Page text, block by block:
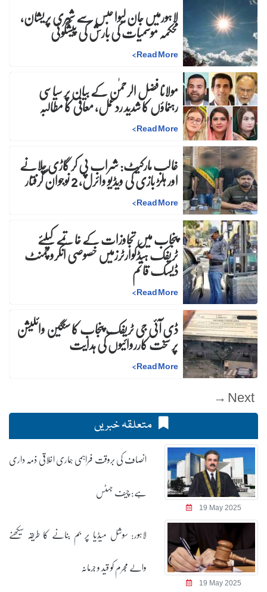
لاہورمیں جان لیوا حبس سے شہری پریشان،
محکمہ موسمیات کی بارش کی پیشگوئی
Read More
>
مولانا فضل الرحمٰن کے بیان پر سیاسی
رہنماؤں کا شدید ردعمل، معافی کا مطالبہ
Read More
>
غالب مارکیٹ: شراب پی کر گاڑی چلانے
اور ہلڑ بازی کی ویڈیو وائرل، 2 نوجوان گرفتار
Read More
>
پنجاب میں تجاوزات کے خاتمے کیلئے
ٹریفک ہیڈکوارٹرزمیں خصوصی انکروچمنٹ
ڈیسک قائم
Read More
>
ڈی آئی جی ٹریفک پنجاب کا سنگین وائلیشن
پر سخت کارروائیوں کی ہدایت
Read More
>
Next →
متعلقہ خبریں
19 May 2025
انصاف کی بروقت فراہمی ہماری اخلاقی ذمہ داری
ہے: چیف جسٹس
19 May 2025
لاہور: سوشل میڈیا پر بم بنانے کا طریقہ سیکھنے
والے مجرم کو قید و جرمانہ